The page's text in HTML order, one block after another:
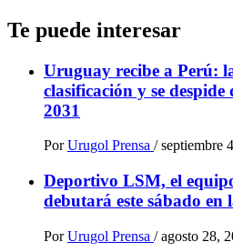
Te puede interesar
Uruguay recibe a Perú:
clasificación y se
2031
Por Urugol Prensa / septiembre
Deportivo LSM, el
debutará este sábado en
Por Urugol Prensa / agosto 28,